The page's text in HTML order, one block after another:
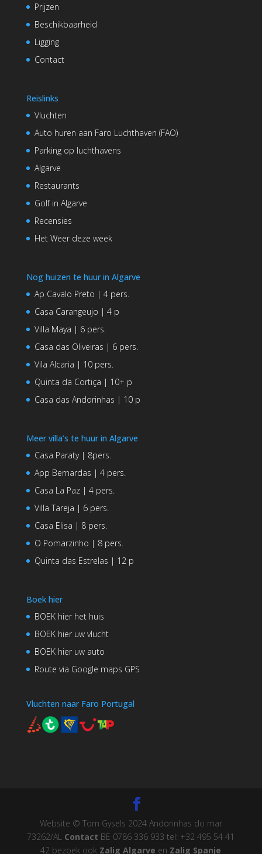
Prijzen
Beschikbaarheid
Ligging
Contact
Reislinks
Vluchten
Auto huren aan Faro Luchthaven (FAO)
Parking op luchthavens
Algarve
Restaurants
Golf in Algarve
Recensies
Het Weer deze week
Nog huizen te huur in Algarve
Ap Cavalo Preto | 4 pers.
Casa Carangeujo | 4 p
Villa Maya | 6 pers.
Casa das Oliveiras | 6 pers.
Vila Alcaria | 10 pers.
Quinta da Cortiça | 10+ p
Casa das Andorinhas | 10 p
Meer villa’s te huur in Algarve
Casa Paraty | 8pers.
App Bernardas | 4 pers.
Casa La Paz | 4 pers.
Villa Tareja | 6 pers.
Casa Elisa | 8 pers.
O Pomarzinho | 8 pers.
Quinta das Estrelas | 12 p
Boek hier
BOEK hier het huis
BOEK hier uw vlucht
BOEK hier uw auto
Route via Google maps GPS
Vluchten naar Faro Portugal
Website © Tom Gysels 2024 Andorinhas do mar
73262/AL Contact BE 0786 336 933 tel: +32 495 54 41
42 bezoek ook Zalig Algarve en Zalig Spanje